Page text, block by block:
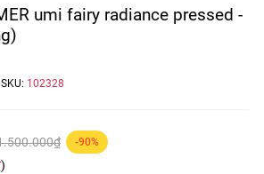
umi fairy radiance pressed -
102328
-90%
)